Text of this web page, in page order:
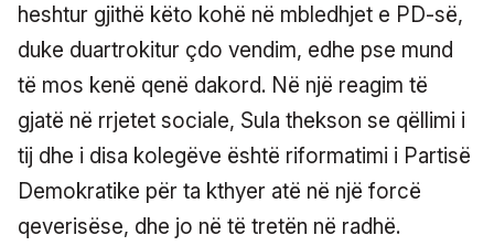
heshtur gjithë këto kohë në mbledhjet e PD-së,
duke duartrokitur çdo vendim, edhe pse mund
të mos kenë qenë dakord. Në një reagim të
gjatë në rrjetet sociale, Sula thekson se qëllimi i
tij dhe i disa kolegëve është riformatimi i Partisë
Demokratike për ta kthyer atë në një forcë
qeverisëse, dhe jo në të tretën në radhë.